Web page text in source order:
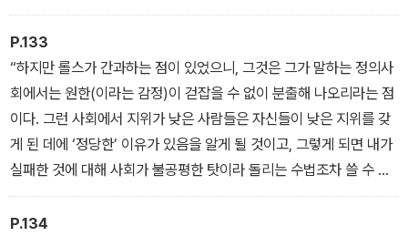
에 과연 있을까?”
P.133
“하지만 롤스가 간과하는 점이 있었으니, 그것은 그가 말하는 정의사
회에서는 원한(이라는 감정)이 걷잡을 수 없이 분출해 나오리라는 점
이다. 그런 사회에서 지위가 낮은 사람들은 자신들이 낮은 지위를 갖
게 된 데에 ‘정당한’ 이유가 있음을 알게 될 것이고, 그렇게 되면 내가
실패한 것에 대해 사회가 불공평한 탓이라 돌리는 수법조차 쓸 수 없
게 될 것이다.
P.134